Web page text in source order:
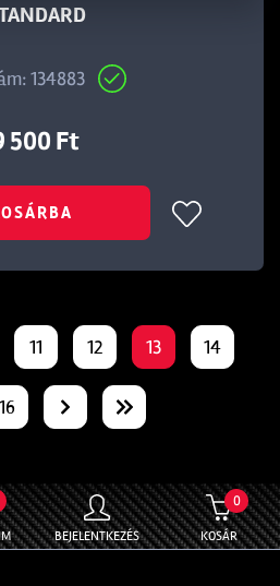
134883
500 Ft
11 12 13 14
16
BEJELENTKEZÉS
0
KOSÁR